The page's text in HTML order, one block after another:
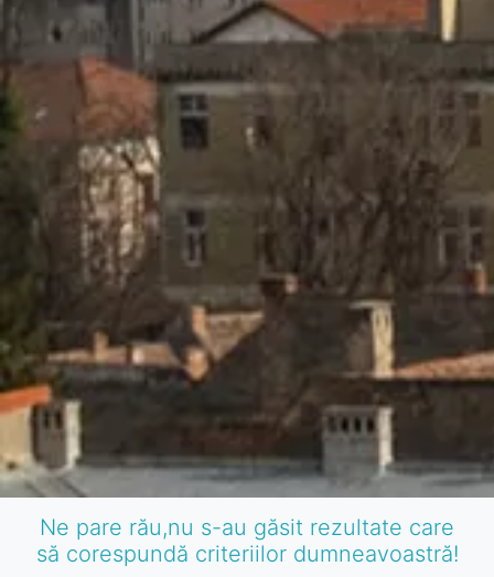
Ne pare rău,nu s-au găsit rezultate care
să corespundă criteriilor dumneavoastră!